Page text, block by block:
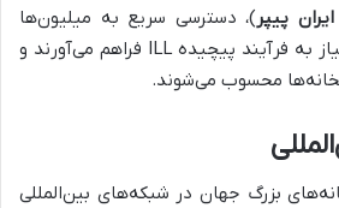
ایران پیپر )، دسترسی سریع به میلیون‌ها
منبع دیجیتال را بدون نیاز به فرآیند پیچیده ILL فراهم می‌آورند و
محسوب می‌شوند.
بزرگ جهان در شبکه‌های بین‌المللی